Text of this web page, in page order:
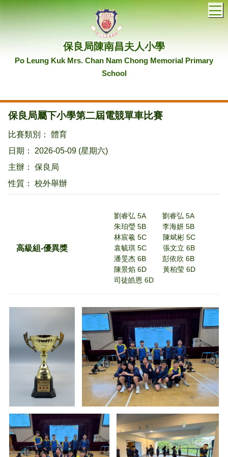
保良局陳南昌夫人小學
Po Leung Kuk Mrs. Chan Nam Chong Memorial Primary
School
保良局屬下小學第二屆電競單車比賽
比賽類別： 體育
日期： 2026-05-09 (星期六)
主辦： 保良局
性質： 校外舉辦
高級組-優異獎
劉睿弘 5A
劉睿弘 5A
朱珀瑩 5B
李海妍 5B
林宸羲 5C
陳斌彬 5C
袁毓琪 5C
張文立 6B
潘旻杰 6B
彭依欣 6B
陳景焰 6D
黃柏莹 6D
司徒皓恩 6D